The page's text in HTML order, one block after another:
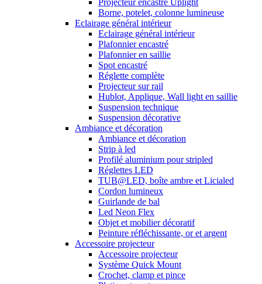
Projecteur encastré Uplight
Borne, potelet, colonne lumineuse
Eclairage général intérieur
Eclairage général intérieur
Plafonnier encastré
Plafonnier en saillie
Spot encastré
Réglette complète
Projecteur sur rail
Hublot, Applique, Wall light en saillie
Suspension technique
Suspension décorative
Ambiance et décoration
Ambiance et décoration
Strip à led
Profilé aluminium pour stripled
Réglettes LED
TUB@LED, boîte ambre et Licialed
Cordon lumineux
Guirlande de bal
Led Neon Flex
Objet et mobilier décoratif
Peinture réfléchissante, or et argent
Accessoire projecteur
Accessoire projecteur
Système Quick Mount
Crochet, clamp et pince